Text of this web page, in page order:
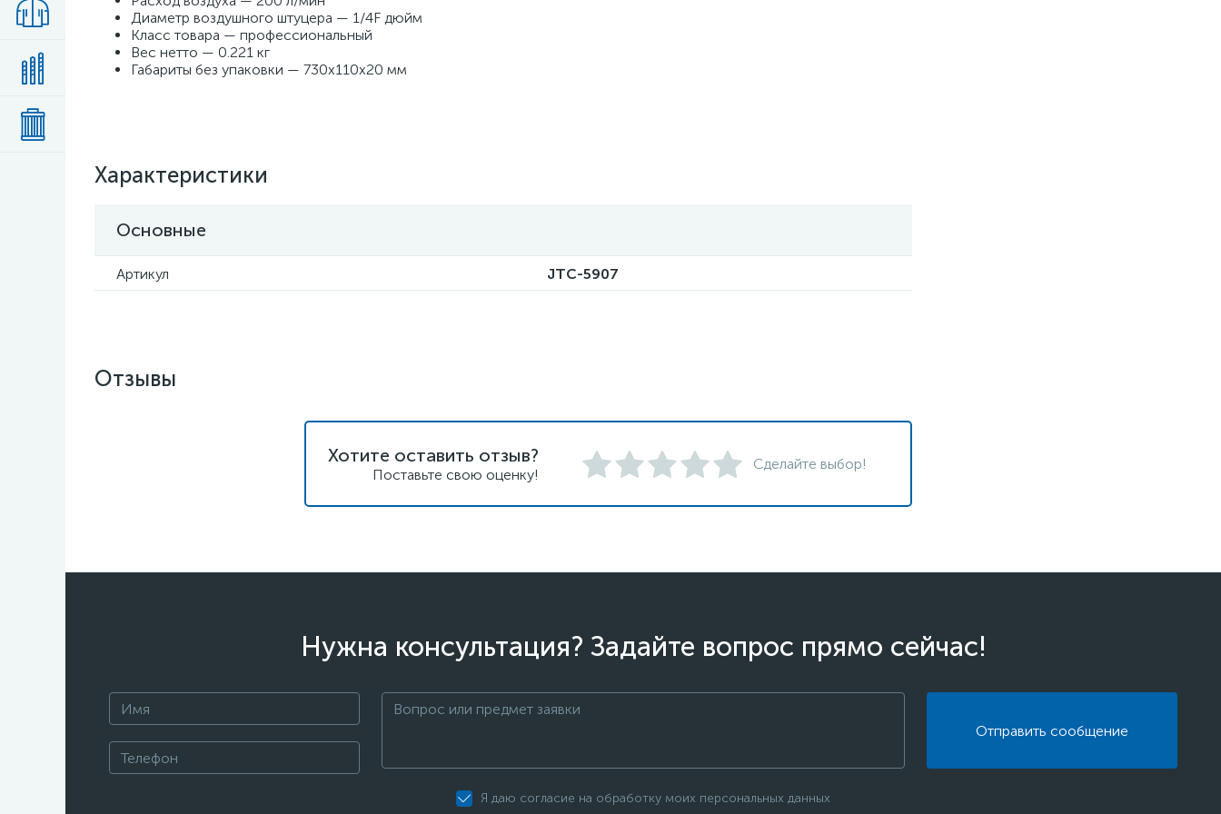
Диаметр воздушного штуцера — 1/4F дюйм
Класс товара — профессиональный
Вес нетто — 0.221 кг
Габариты без упаковки — 730х110х20 мм
Характеристики
Основные
Артикул JTC-5907
Отзывы
Хотите оставить отзыв?
Поставьте свою оценку!
Сделайте выбор!
Нужна консультация? Задайте вопрос прямо сейчас!
Отправить сообщение
Я даю согласие на обработку моих персональных данных